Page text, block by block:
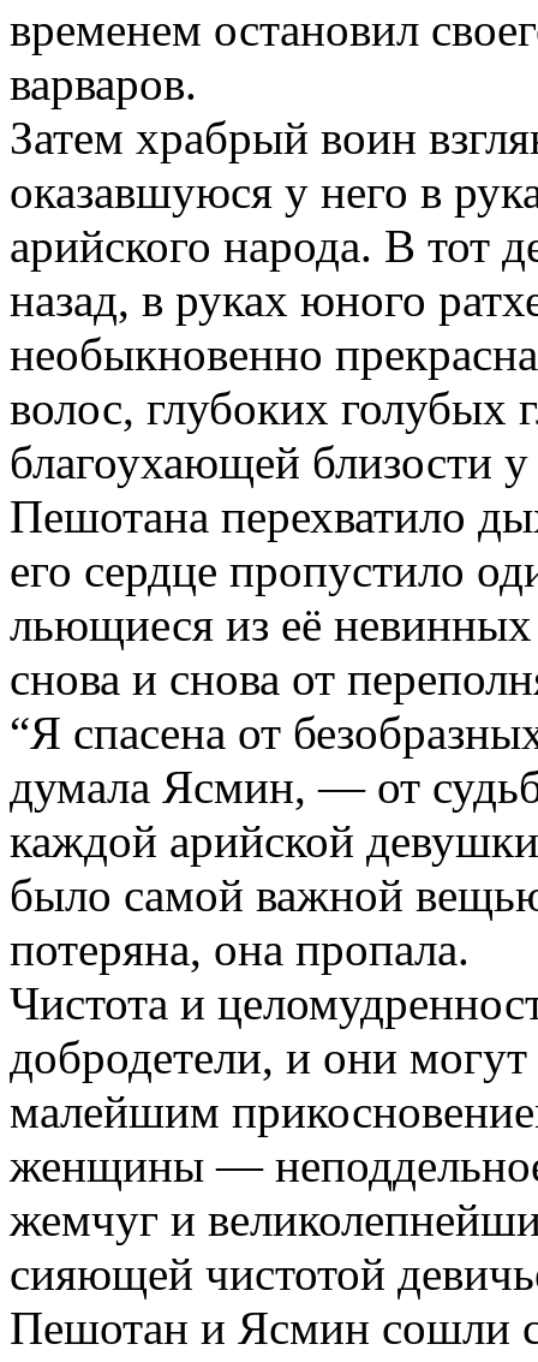
временем остановил
варваров.
Затем храбрый воин
оказавшуюся у него в
арийского народа. В тот
назад, в руках юного
необыкновенно
волос, глубоких голубых
благоухающей близости у
Пешотана перехватило
его сердце пропустило
льющиеся из её невинных
снова и снова от
“Я спасена от
думала Ясмин, — от
каждой арийской
было самой важной
потеряна, она пропала.
Чистота и
добродетели, и они
малейшим
женщины —
жемчуг и
сияющей чистотой
Пешотан и Ясмин сошли